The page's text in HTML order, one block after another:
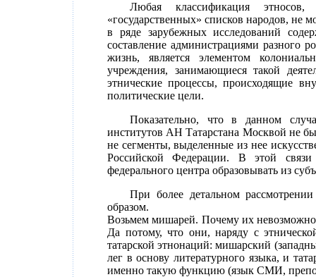
Любая классификация этносов,
«государственных» списков народов, не
в ряде зарубежных исследований
составление администрациями разного
жизнь, является элементом
учреждения, занимающиеся такой
этнические процессы, происходящие
политические цели.
Показательно, что в данном
институтов АН Татарстана Москвой не
не сегменты, выделенные из нее
Российской Федерации. В этой
федерального центра образовывать из
При более детальном
образом.
Возьмем мишарей. Почему их невозможно
Да потому, что они, наряду с
татарской этнонаций: мишарский
лег в основу литературного языка, и
именно такую функцию (язык СМИ,